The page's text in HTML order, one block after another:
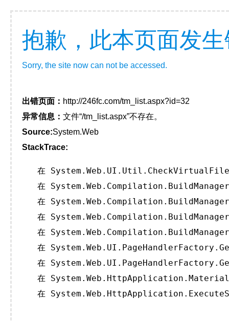
抱歉，此本页面发
Sorry, the site now can not be accessed.
出错页面： http://246fc.com/tm_list.aspx?id=32
异常信息： 文件“/tm_list.aspx”不存在。
Source:System.Web
StackTrace:
在
在
在
在
在
在
在
在
在